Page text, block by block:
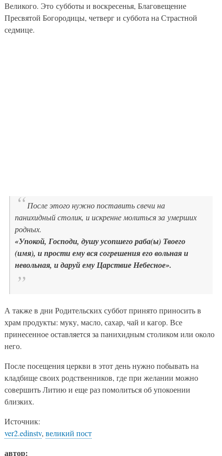
Великого. Это субботы и воскресенья, Благовещение
Пресвятой Богородицы, четверг и суббота на Страстной
седмице.
После этого нужно поставить свечи на
панихидный столик, и искренне молиться за умерших
родных.
«Упокой, Господи, душу усопшего раба(ы) Твоего
(имя), и прости ему вся согрешения его вольная и
невольная, и даруй ему Царствие Небесное».
А также в дни Родительских суббот принято приносить в
храм продукты: муку, масло, сахар, чай и кагор. Все
принесенное оставляется за панихидным столиком или около
него.
После посещения церкви в этот день нужно побывать на
кладбище своих родственников, где при желании можно
совершить Литию и еще раз помолиться об упокоении
близких.
Источник:
ver2.edinstv, великий пост
автор: